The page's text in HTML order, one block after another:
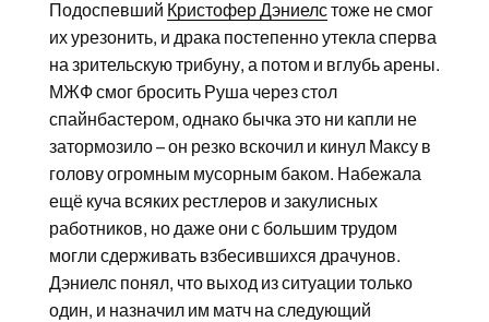
Подоспевший Кристофер Дэниелстоже не смог
их урезонить, и драка постепенно утекла сперва
на зрительскую трибуну, а потом и вглубь арены.
МЖФ смог бросить Руша через стол
спайнбастером, однако бычка это ни капли не
затормозило – он резко вскочил и кинул Максу в
голову огромным мусорным баком. Набежала
ещё куча всяких рестлеров и закулисных
работников, но даже они с большим трудом
могли сдерживать взбесившихся драчунов.
Дэниелс понял, что выход из ситуации только
один, и назначил им матч на следующий